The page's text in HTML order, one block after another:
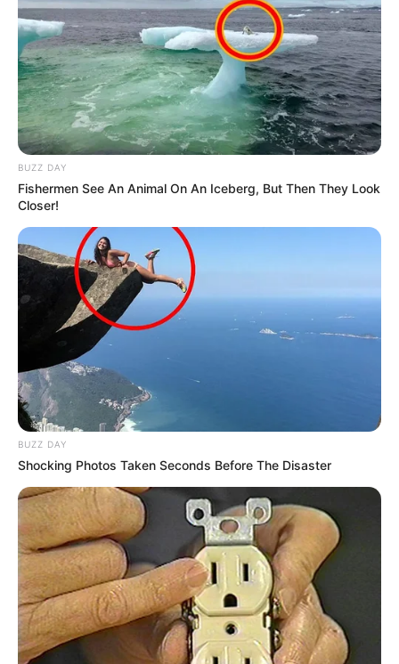
BUZZ DAY
Fishermen See An Animal On An Iceberg, But Then They Look
Closer!
BUZZ DAY
Shocking Photos Taken Seconds Before The Disaster